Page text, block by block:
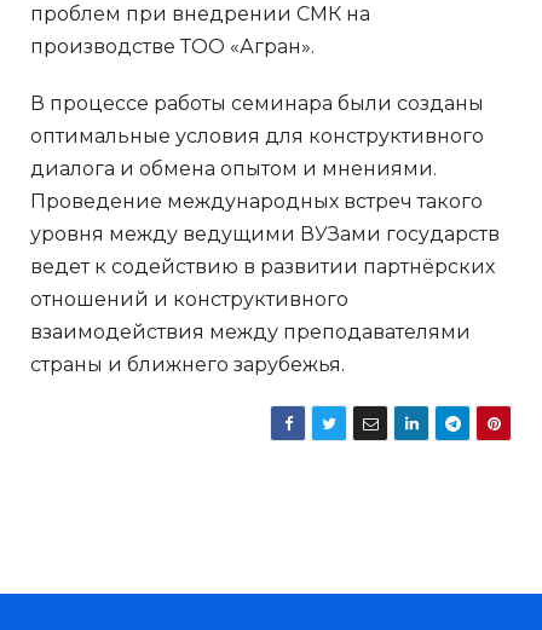
проблем при внедрении СМК на
производстве ТОО «Агран».
В процессе работы семинара были созданы
оптимальные условия для конструктивного
диалога и обмена опытом и мнениями.
Проведение международных встреч такого
уровня между ведущими ВУЗами государств
ведет к содействию в развитии партнёрских
отношений и конструктивного
взаимодействия между преподавателями
страны и ближнего зарубежья.